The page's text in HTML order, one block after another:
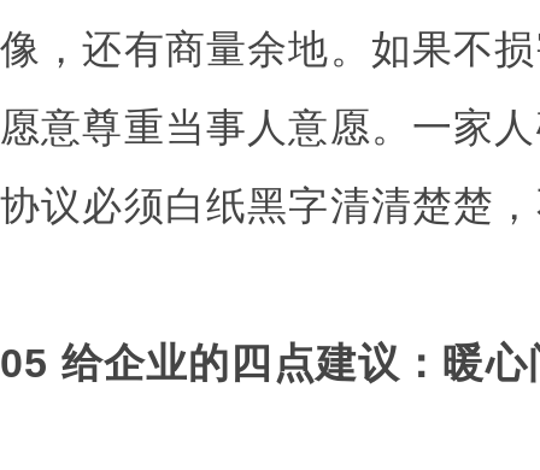
像，还有商量余地。如果不
愿意尊重当事人意愿。一家
协议必须白纸黑字清清楚楚
05 给企业的四点建议：暖